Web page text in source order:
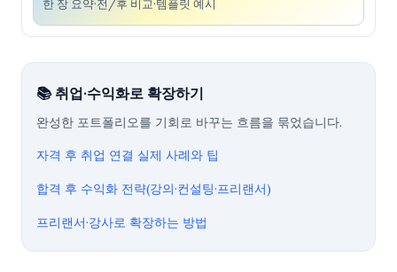
한 장 요약·전/후 비교·템플릿 예시
📚 취업·수익화로 확장하기
완성한 포트폴리오를 기회로 바꾸는 흐름을 묶었습니다.
자격 후 취업 연결 실제 사례와 팁
합격 후 수익화 전략(강의·컨설팅·프리랜서)
프리랜서·강사로 확장하는 방법